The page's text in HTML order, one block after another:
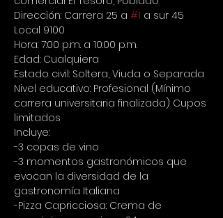
Dirección: Carrera 25 a #1 a sur 45
Local 9100
Hora: 7:00 p.m. a 10:00 p.m.
Edad: Cualquiera
Estado civil: Soltera, Viuda o Separada
Nivel educativo: Profesional (Mínimo
carrera universitaria finalizada) Cupos
limitados
Incluye:
-3 copas de vino
-3 momentos gastronómicos que
evocan la diversidad de la
gastronomía Italiana
-Pizza Capricciosa: Crema de